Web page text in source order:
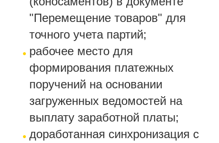
"Перемещение товаров" для
точного учета партий;
рабочее место для
формирования платежных
поручений на основании
загруженных ведомостей на
выплату заработной платы;
доработанная синхронизация с